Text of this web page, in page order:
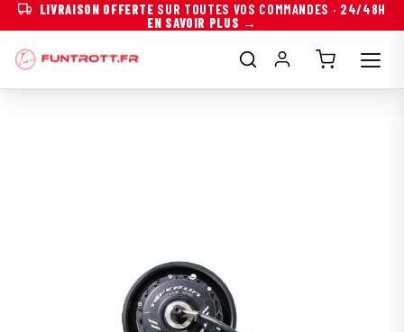
LIVRAISON OFFERTE SUR TOUTES VOS COMMANDES · 24/48H
EN SAVOIR PLUS →